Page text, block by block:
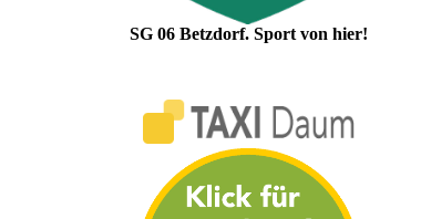
SG 06 Betzdorf. Sport von hier!